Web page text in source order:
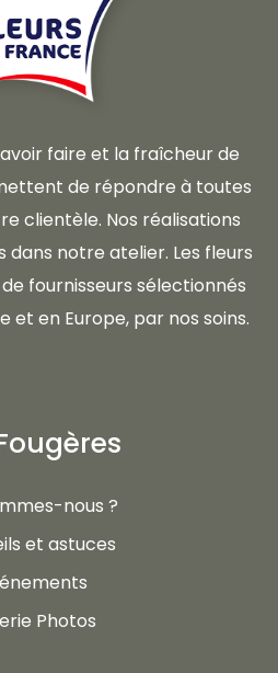
faire et la fraîcheur de
de répondre à toutes
clientèle. Nos réalisations
notre atelier. Les fleurs
fournisseurs sélectionnés
et en Europe, par nos soins.
nous ?
et astuces
Photos